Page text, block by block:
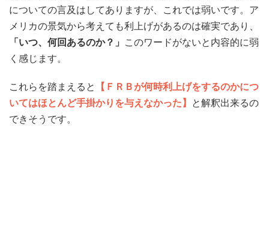
についての言及はしてありますが、これでは弱いです。ア
メリカの景気から考えても利上げがあるのは確実であり、
「いつ、何回あるのか？」 このワードがないと内容的に弱
く感じます。
これらを踏まえると
【ＦＲＢが何時利上げをするのかにつ
いてはほとんど手掛かりを与えなかった】
と解釈出来るの
できそうです。